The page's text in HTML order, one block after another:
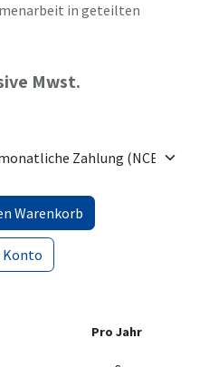
in geteilten
Mwst.
Warenkorb
Konto
Pro Jahr